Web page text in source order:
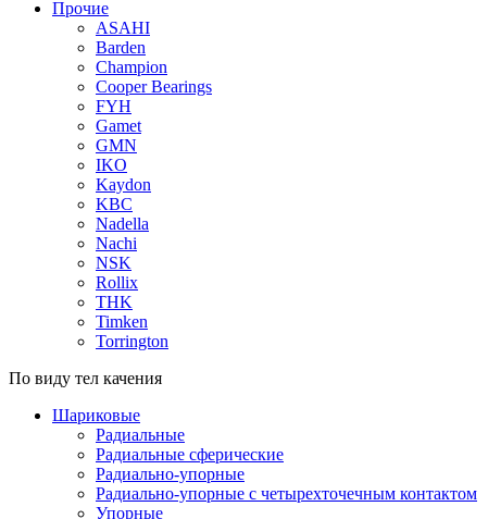
Прочие
ASAHI
Barden
Champion
Cooper Bearings
FYH
Gamet
GMN
IKO
Kaydon
KBC
Nadella
Nachi
NSK
Rollix
THK
Timken
Torrington
По виду тел качения
Шариковые
Радиальные
Радиальные сферические
Радиально-упорные
Радиально-упорные с четырехточечным контактом
Упорные